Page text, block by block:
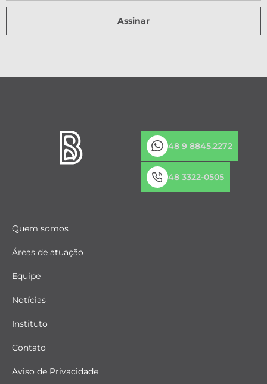
Assinar
48 9 8845.2272
48 3322-0505
Quem somos
Áreas de atuação
Equipe
Notícias
Instituto
Contato
Aviso de Privacidade